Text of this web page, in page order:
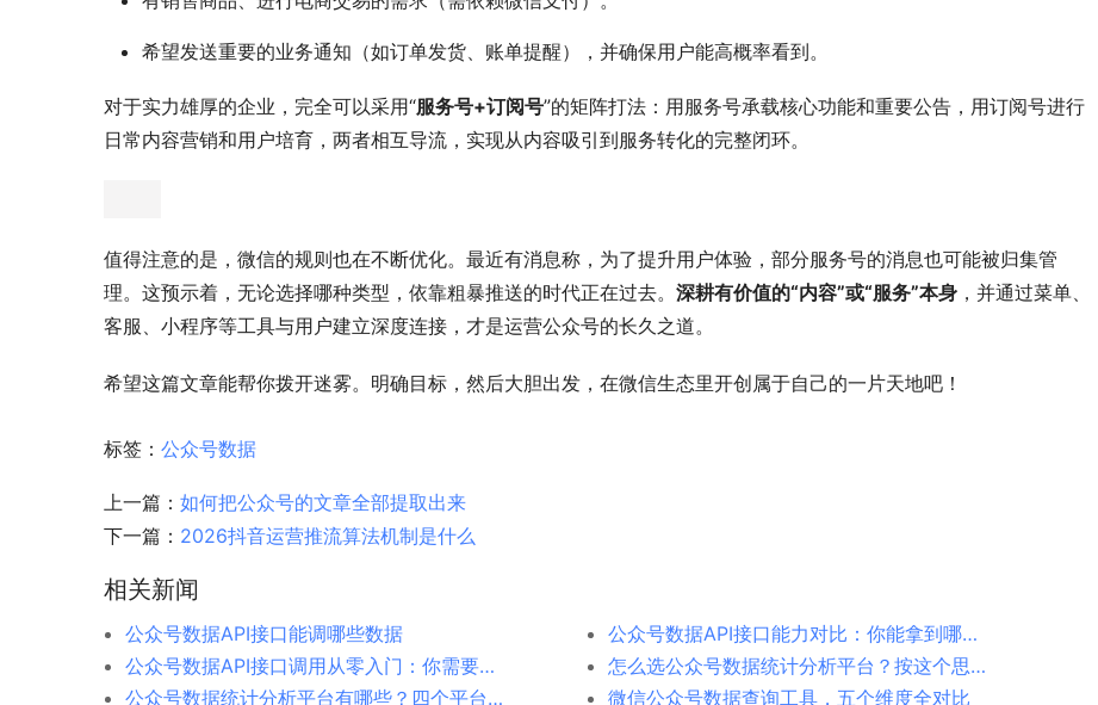
希望发送重要的业务通知（如订单发货、账单提醒），并确保用户能高概率看到。
对于实力雄厚的企业，完全可以采用“服务号+订阅号”的矩阵打法：用服务号承载核心功能和重要公告，用订阅号进行
日常内容营销和用户培育，两者相互导流，实现从内容吸引到服务转化的完整闭环。
值得注意的是，微信的规则也在不断优化。最近有消息称，为了提升用户体验，部分服务号的消息也可能被归集管
理。这预示着，无论选择哪种类型，依靠粗暴推送的时代正在过去。 深耕有价值的“内容”或“服务”本身 ，并通过菜单、
客服、小程序等工具与用户建立深度连接，才是运营公众号的长久之道。
希望这篇文章能帮你拨开迷雾。明确目标，然后大胆出发，在微信生态里开创属于自己的一片天地吧！
标签： 公众号数据
上一篇： 如何把公众号的文章全部提取出来
下一篇： 2026抖音运营推流算法机制是什么
相关新闻
公众号数据API接口能调哪些数据
公众号数据API接口能力对比：你能拿到哪些数据？
公众号数据API接口调用从零入门：你需要知道的一切
怎么选公众号数据统计分析平台？按这个思路来，不花冤枉钱
公众号数据统计分析平台有哪些？四个平台横向对比
微信公众号数据查询工具，五个维度全对比